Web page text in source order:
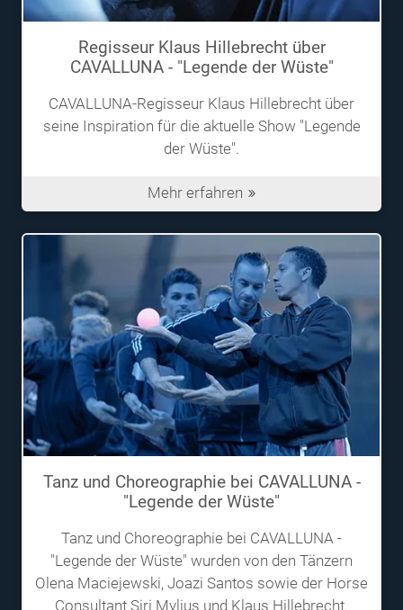
Regisseur Klaus Hillebrecht über
CAVALLUNA - "Legende der Wüste"
CAVALLUNA-Regisseur Klaus Hillebrecht über
seine Inspiration für die aktuelle Show "Legende
der Wüste".
Mehr erfahren
Tanz und Choreographie bei CAVALLUNA -
"Legende der Wüste"
Tanz und Choreographie bei CAVALLUNA -
"Legende der Wüste" wurden von den Tänzern
Olena Maciejewski, Joazi Santos sowie der Horse
Consultant Siri Mylius und Klaus Hillebrecht.